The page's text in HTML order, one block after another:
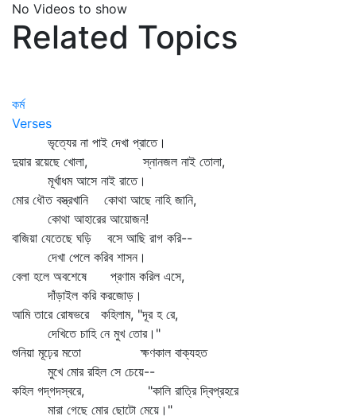
No Videos to show
Related Topics
কর্ম
Verses
ভৃত্যের না পাই দেখা প্রাতে।
দুয়ার রয়েছে খোলা, স্নানজল নাই তোলা,
মূর্খাধম আসে নাই রাতে।
মোর ধৌত বস্ত্রখানি কোথা আছে নাহি জানি,
কোথা আহারের আয়োজন!
বাজিয়া যেতেছে ঘড়ি বসে আছি রাগ করি--
দেখা পেলে করিব শাসন।
বেলা হলে অবশেষে প্রণাম করিল এসে,
দাঁড়াইল করি করজোড়।
আমি তারে রোষভরে কহিলাম, "দূর হ রে,
দেখিতে চাহি নে মুখ তোর।"
শুনিয়া মূঢ়ের মতো ক্ষণকাল বাক্যহত
মুখে মোর রহিল সে চেয়ে--
কহিল গদ্‌গদস্বরে, "কালি রাত্রি দ্বিপ্রহরে
মারা গেছে মোর ছোটো মেয়ে।"